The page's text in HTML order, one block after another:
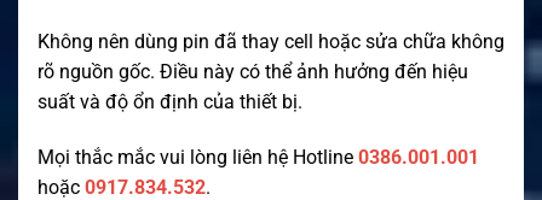
Không nên dùng pin đã thay cell hoặc sửa chữa không
rõ nguồn gốc. Điều này có thể ảnh hưởng đến hiệu
suất và độ ổn định của thiết bị.
Mọi thắc mắc vui lòng liên hệ Hotline 0386.001.001
hoặc 0917.834.532.